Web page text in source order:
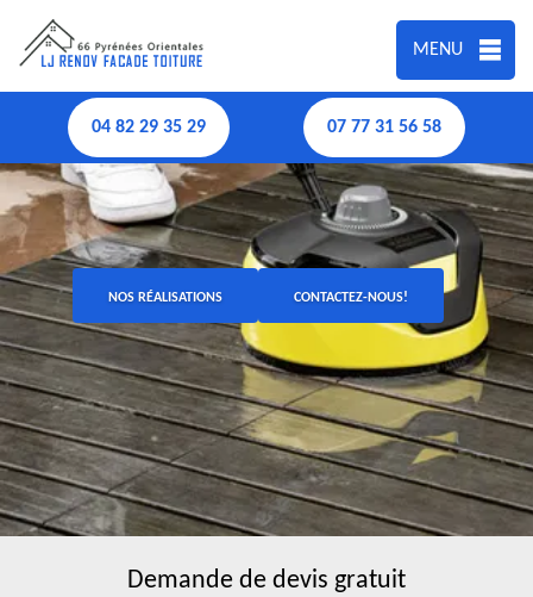
MENU
04 82 29 35 29 07 77 31 56 58
NOS RÉALISATIONS CONTACTEZ-NOUS!
Demande de devis gratuit